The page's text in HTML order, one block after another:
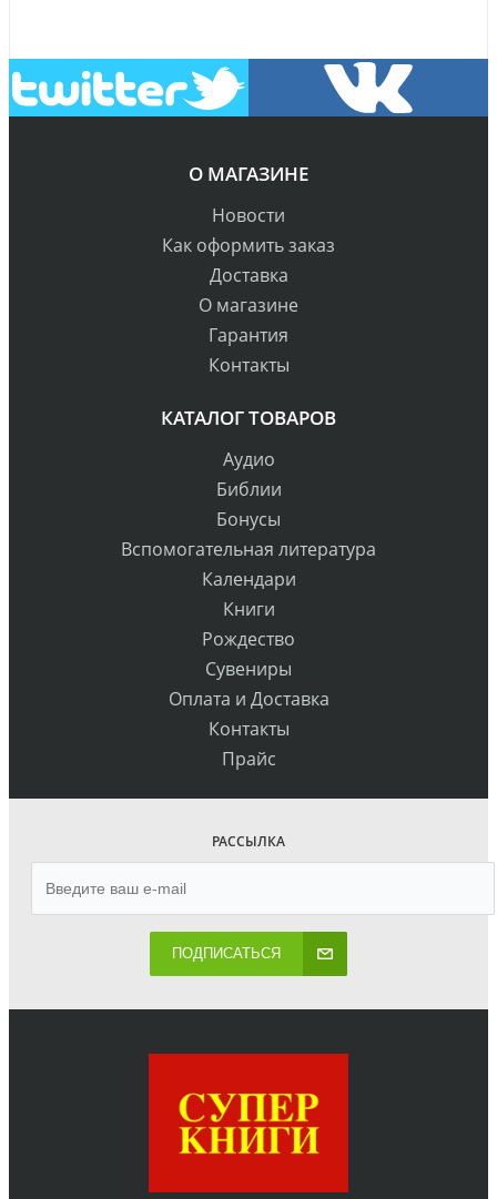
О МАГАЗИНЕ
Новости
Как оформить заказ
Доставка
О магазине
Гарантия
Контакты
КАТАЛОГ ТОВАРОВ
Аудио
Библии
Бонусы
Вспомогательная литература
Календари
Книги
Рождество
Сувениры
Оплата и Доставка
Контакты
Прайс
РАССЫЛКА
ПОДПИСАТЬСЯ